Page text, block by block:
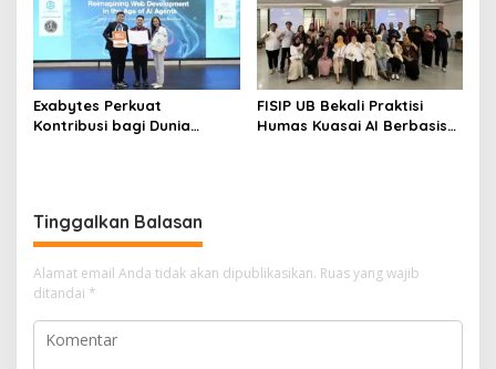
Exabytes Perkuat
Kontribusi bagi Dunia
FISIP UB Bekali Praktisi
Humas Kuasai AI Berbasis
Tinggalkan Balasan
Alamat email Anda tidak akan dipublikasikan. Ruas yang wajib
ditandai *